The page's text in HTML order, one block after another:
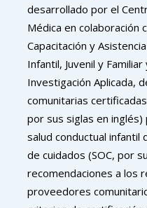
desarrollado por el
Médica en colaboración
Capacitación y
Infantil, Juvenil y
Investigación Aplicada,
comunitarias
por sus siglas en
salud conductual
de cuidados (SOC, por
recomendaciones a los
proveedores